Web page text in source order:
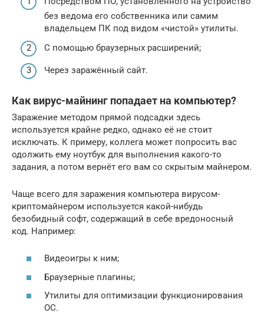
без ведома его собственника или самим
владельцем ПК под видом «чистой» утилиты.
С помощью браузерных расширений;
Через заражённый сайт.
Как вирус-майнинг попадает на компьютер?
Заражение методом прямой подсадки здесь
используется крайне редко, однако её не стоит
исключать. К примеру, коллега может попросить вас
одолжить ему ноутбук для выполнения какого-то
задания, а потом вернёт его вам со скрытым майнером.
Чаще всего для заражения компьютера вирусом-
криптомайнером используется какой-нибудь
безобидный софт, содержащий в себе вредоносный
код. Например:
Видеоигры к ним;
Браузерные плагины;
Утилиты для оптимизации функционирования
ОС.